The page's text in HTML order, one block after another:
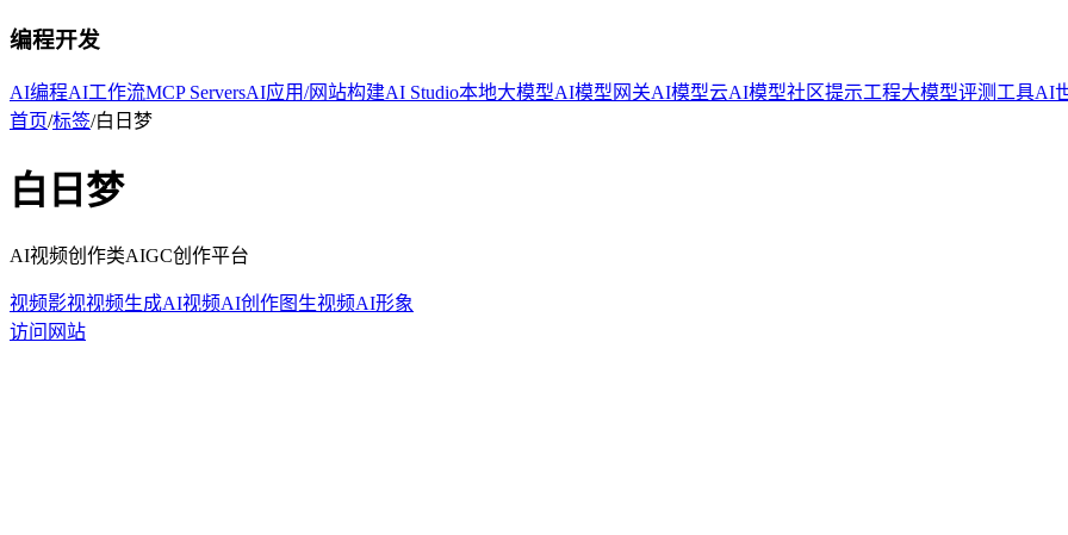
编程开发
AI编程AI工作流MCP ServersAI应用/网站构建AI Studio本地大模型AI模型网关AI模型云AI模型社区提示工程大模型评测工具AI
首页/标签/白日梦
白日梦
AI视频创作类AIGC创作平台
视频影视视频生成AI视频AI创作图生视频AI形象
访问网站